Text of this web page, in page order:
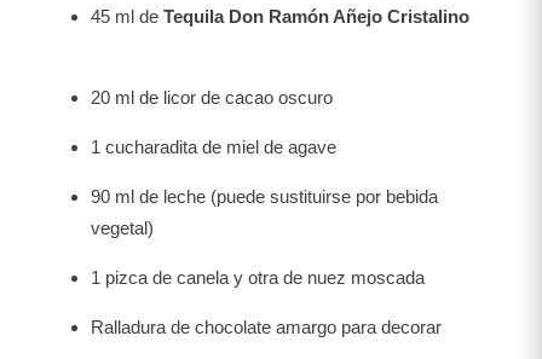
45 ml de Tequila Don Ramón Añejo Cristalino
20 ml de licor de cacao oscuro
1 cucharadita de miel de agave
90 ml de leche (puede sustituirse por bebida
vegetal)
1 pizca de canela y otra de nuez moscada
Ralladura de chocolate amargo para decorar